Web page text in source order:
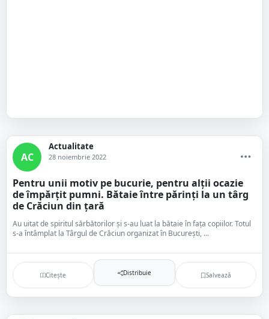
AC
Actualitate
28 noiembrie 2022
Pentru unii motiv pe bucurie, pentru alții ocazie
de împărțit pumni. Bătaie între părinți la un târg
de Crăciun din țară
Au uitat de spiritul sărbătorilor şi s-au luat la bătaie în faţa copiilor. Totul
s-a întâmplat la Târgul de Crăciun organizat în București, ...
Citește Distribuie Salvează